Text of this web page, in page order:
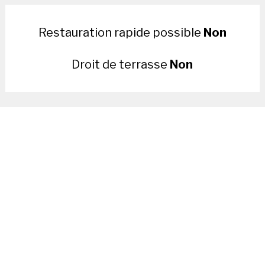
Restauration rapide possible Non
Droit de terrasse Non